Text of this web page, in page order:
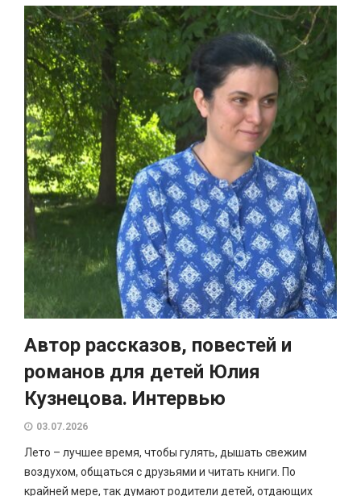
Автор рассказов, повестей и
романов для детей Юлия
Кузнецова. Интервью
03.07.2026
Лето – лучшее время, чтобы гулять, дышать свежим
воздухом, общаться с друзьями и читать книги. По
крайней мере, так думают родители детей, отдающих